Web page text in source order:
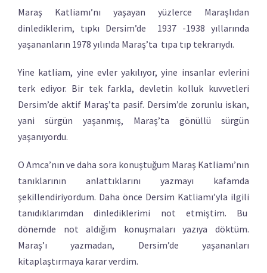
Maraş Katliamı’nı yaşayan yüzlerce Maraşlıdan
dinlediklerim, tıpkı Dersim’de 1937 -1938 yıllarında
yaşananların 1978 yılında Maraş’ta tıpa tıp tekrarıydı.
Yine katliam, yine evler yakılıyor, yine insanlar evlerini
terk ediyor. Bir tek farkla, devletin kolluk kuvvetleri
Dersim’de aktif Maraş’ta pasif. Dersim’de zorunlu iskan,
yani sürgün yaşanmış, Maraş’ta gönüllü sürgün
yaşanıyordu.
O Amca’nın ve daha sora konuştuğum Maraş Katliamı’nın
tanıklarının anlattıklarını yazmayı kafamda
şekillendiriyordum. Daha önce Dersim Katliamı’yla ilgili
tanıdıklarımdan dinlediklerimi not etmiştim. Bu
dönemde not aldığım konuşmaları yazıya döktüm.
Maraş’ı yazmadan, Dersim’de yaşananları
kitaplaştırmaya karar verdim.